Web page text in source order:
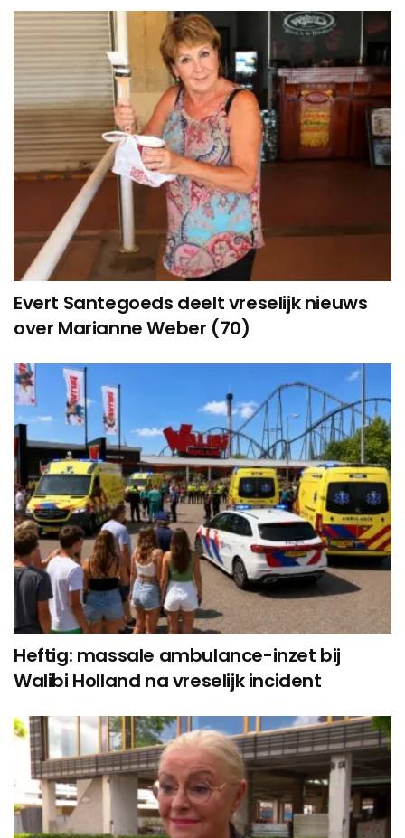
Evert Santegoeds deelt vreselijk nieuws
over Marianne Weber (70)
Heftig: massale ambulance-inzet bij
Walibi Holland na vreselijk incident